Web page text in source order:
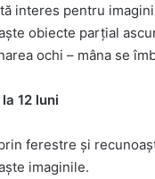
interes pentru
obiecte parțial
ochi – mâna se
la 12 luni
ferestre și
imaginile.